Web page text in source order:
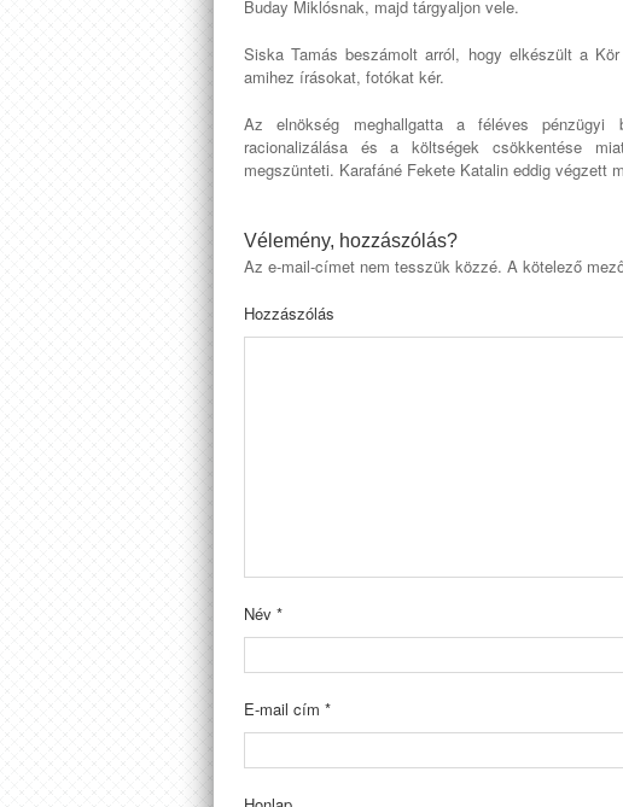
Buday Miklósnak, majd tárgyaljon vele.
Siska Tamás beszámolt arról, hogy elkészült a
amihez írásokat, fotókat kér.
Az elnökség meghallgatta a féléves
racionalizálása és a költségek csökkentése
megszünteti. Karafáné Fekete Katalin eddig végzett
Vélemény, hozzászólás?
Az e-mail-címet nem tesszük közzé. A kötelező
Hozzászólás
Név *
E-mail cím *